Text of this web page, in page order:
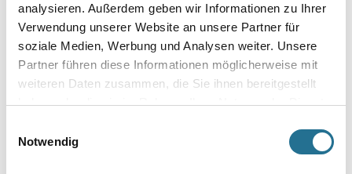
analysieren. Außerdem geben wir Informationen zu Ihrer
Verwendung unserer Website an unsere Partner für
soziale Medien, Werbung und Analysen weiter. Unsere
Partner führen diese Informationen möglicherweise mit
weiteren Daten zusammen, die Sie ihnen bereitgestellt
haben oder die sie im Rahmen Ihrer Nutzung der Dienste
Notwendig
Umrechnungsfaktoren